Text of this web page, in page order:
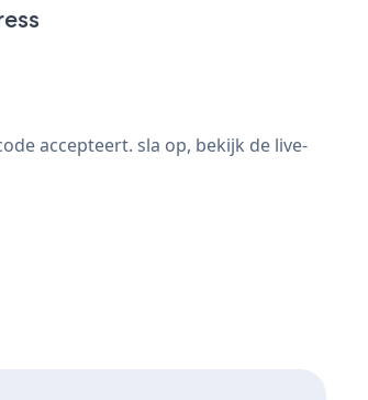
accepteert. sla op, bekijk de live-